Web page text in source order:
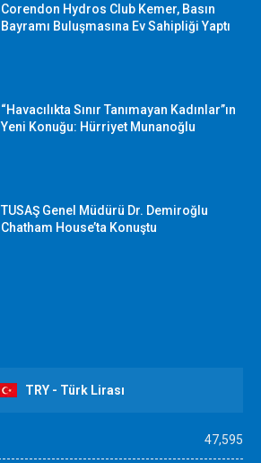
Corendon Hydros Club Kemer, Basın
Bayramı Buluşmasına Ev Sahipliği Yaptı
“Havacılıkta Sınır Tanımayan Kadınlar”ın
Yeni Konuğu: Hürriyet Munanoğlu
TUSAŞ Genel Müdürü Dr. Demiroğlu
Chatham House’ta Konuştu
TRY - Türk Lirası
47,595